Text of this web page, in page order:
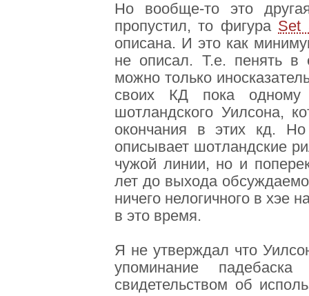
Но вообще-то это
пропустил, то фигура Set
описана. И это как
не описал. Т.е. пенять в
можно только
своих КД пока
шотландского Уилсона,
окончания в этих кд. Но
описывает шотландские
чужой линии, но и
лет до выхода
ничего нелогичного в хэе
в это время.
Я не утверждал что
упоминание
свидетельством об